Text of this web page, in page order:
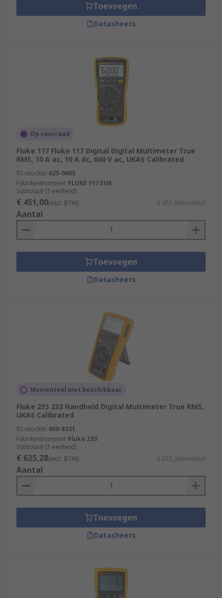
Toevoegen
Datasheets
Op voorraad
Fluke 117 Fluke 117 Digital Digital Multimeter True
RMS, 10 A ac, 10 A dc, 600 V ac, UKAS Calibrated
RS-stocknr. 625-0605
Fabrikantnummer FLUKE 117 EUR
Subtotaal (1 eenheid)
€ 451,00(excl. BTW) € 451,00/eenheid
Aantal
Toevoegen
Datasheets
Momenteel niet beschikbaar
Fluke 233 233 Handheld Digital Multimeter True RMS,
UKAS Calibrated
RS-stocknr. 669-8331
Fabrikantnummer Fluke 233
Subtotaal (1 eenheid)
€ 625,28(excl. BTW) € 625,28/eenheid
Aantal
Toevoegen
Datasheets